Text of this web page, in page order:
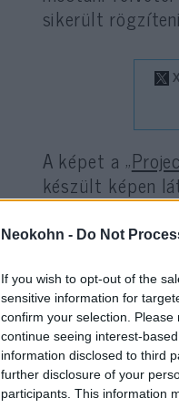
Neokohn - Do Not
If you wish to opt-out of the
sensitive information for
confirm your selection.
continue seeing interest-
information disclosed to third
further disclosure of your
participants. This information
sikerült
A képet a „
készült képen
A
előre nyíló,